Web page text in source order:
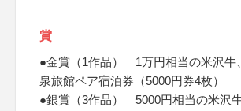
賞
●金賞（1作品） 1万円相当の米沢牛
泉旅館ペア宿泊券（5000円券4枚）
●銀賞（3作品） 5000円相当の米沢